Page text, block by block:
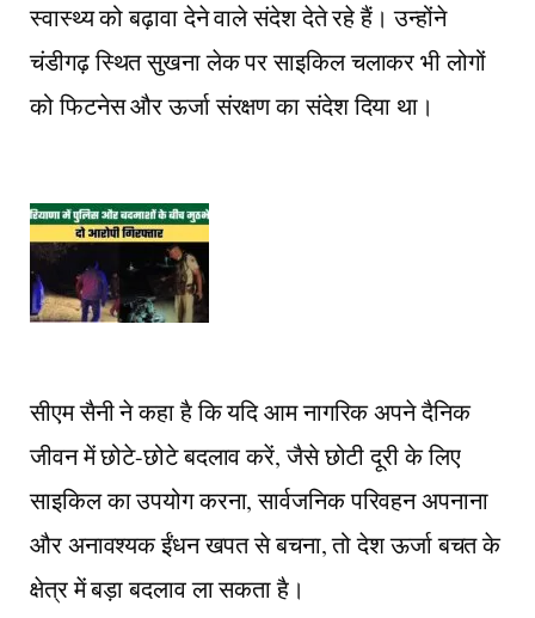
स्वास्थ्य को बढ़ावा देने वाले संदेश देते रहे हैं। उन्होंने
चंडीगढ़ स्थित सुखना लेक पर साइकिल चलाकर भी लोगों
को फिटनेस और ऊर्जा संरक्षण का संदेश दिया था।
सीएम सैनी ने कहा है कि यदि आम नागरिक अपने दैनिक
जीवन में छोटे-छोटे बदलाव करें, जैसे छोटी दूरी के लिए
साइकिल का उपयोग करना, सार्वजनिक परिवहन अपनाना
और अनावश्यक ईंधन खपत से बचना, तो देश ऊर्जा बचत के
क्षेत्र में बड़ा बदलाव ला सकता है।